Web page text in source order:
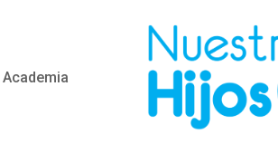
Academia